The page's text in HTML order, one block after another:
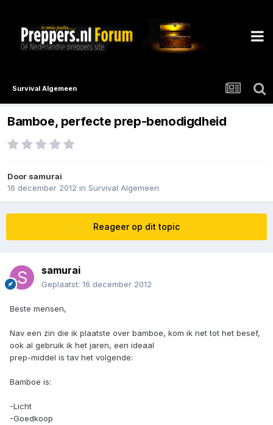
Survival Algemeen
Bamboe, perfecte prep-benodigdheid
Door samurai
16 december 2012 in Survival Algemeen
Reageer op dit topic
samurai
Geplaatst: 16 december 2012
Beste mensen,
Nav een zin die ik plaatste over bamboe, kom ik net tot het besef,
ook al gebruik ik het jaren, een ideaal
prep-middel is tav het volgende:
Bamboe is:
-Licht
-Goedkoop